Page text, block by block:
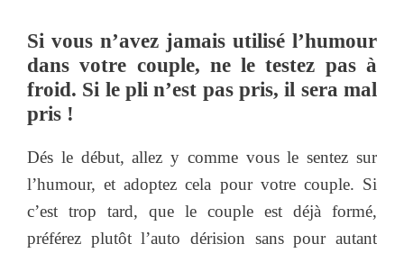
Si vous n’avez jamais utilisé l’humour
dans votre couple, ne le testez pas à
froid. Si le pli n’est pas pris, il sera mal
pris !
Dés le début, allez y comme vous le sentez sur
l’humour, et adoptez cela pour votre couple. Si
c’est trop tard, que le couple est déjà formé,
préférez plutôt l’auto dérision sans pour autant